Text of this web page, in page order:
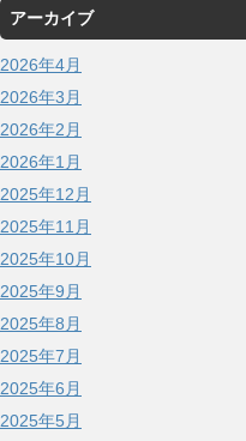
アーカイブ
2026年4月
2026年3月
2026年2月
2026年1月
2025年12月
2025年11月
2025年10月
2025年9月
2025年8月
2025年7月
2025年6月
2025年5月